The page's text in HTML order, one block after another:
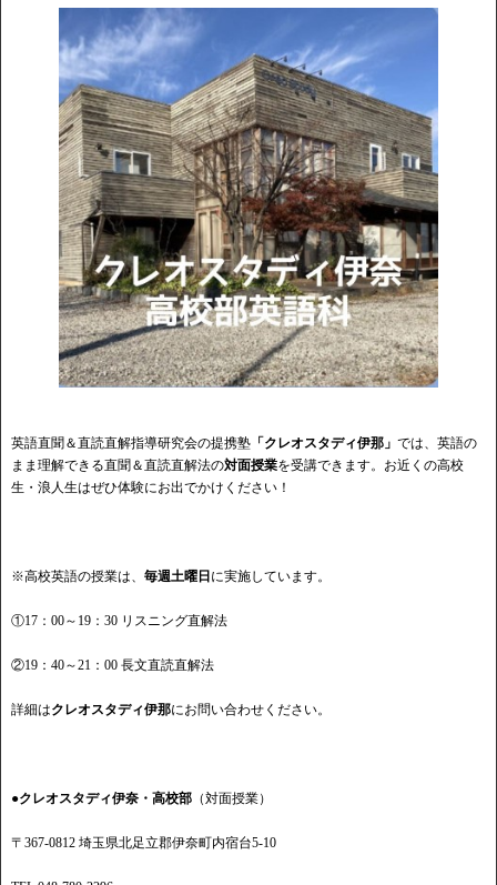
英語直聞＆直読直解指導研究会の提携塾 「クレオスタディ伊那」 では、英語の
まま理解できる直聞＆直読直解法の対面授業を受講できます。お近くの高校
生・浪人生はぜひ体験にお出でかけください！
※高校英語の授業は、 毎週土曜日 に実施しています。
①17：00～19：30 リスニング直解法
②19：40～21：00 長文直読直解法
詳細はクレオスタディ伊那にお問い合わせください。
●クレオスタディ伊奈・高校部 （対面授業）
〒367-0812 埼玉県北足立郡伊奈町内宿台5-10